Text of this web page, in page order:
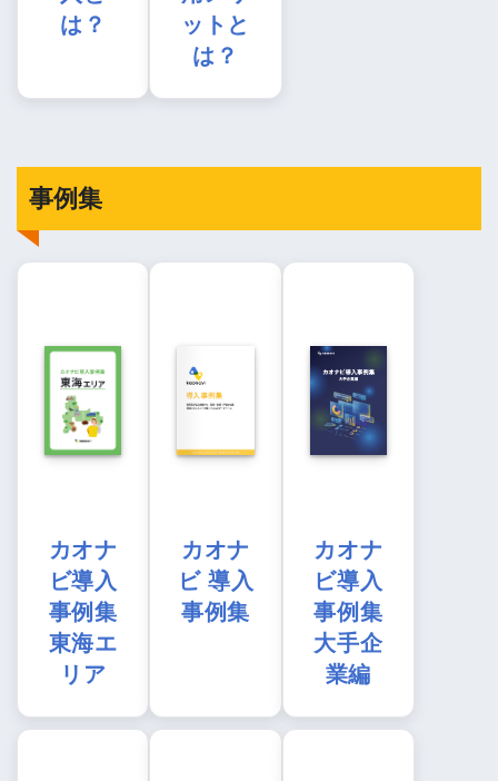
は？
ットと
は？
事例集
カオナ
ビ導入
事例集
東海エ
リア
カオナ
ビ 導入
事例集
カオナ
ビ導入
事例集
大手企
業編